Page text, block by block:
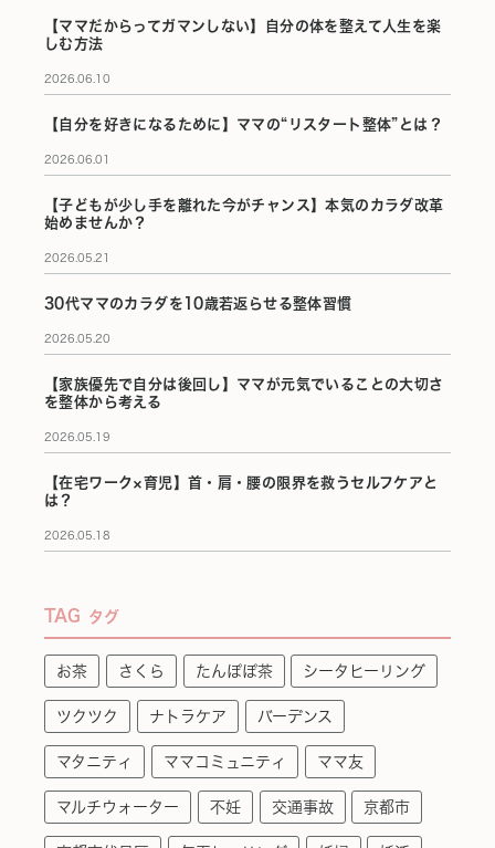
【ママだからってガマンしない】自分の体を整えて人生を楽
しむ方法
2026.06.10
【自分を好きになるために】ママの“リスタート整体”とは？
2026.06.01
【子どもが少し手を離れた今がチャンス】本気のカラダ改革
始めませんか？
2026.05.21
30代ママのカラダを10歳若返らせる整体習慣
2026.05.20
【家族優先で自分は後回し】ママが元気でいることの大切さ
を整体から考える
2026.05.19
【在宅ワーク×育児】首・肩・腰の限界を救うセルフケアと
は？
2026.05.18
TAG タグ
お茶 さくら たんぽぽ茶 シータヒーリング
ツクツク ナトラケア バーデンス
マタニティ ママコミュニティ ママ友
マルチウォーター 不妊 交通事故 京都市